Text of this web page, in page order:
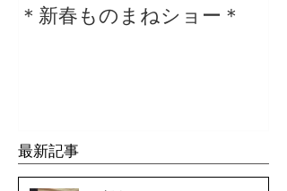
＊新春ものまねショー＊
最新記事